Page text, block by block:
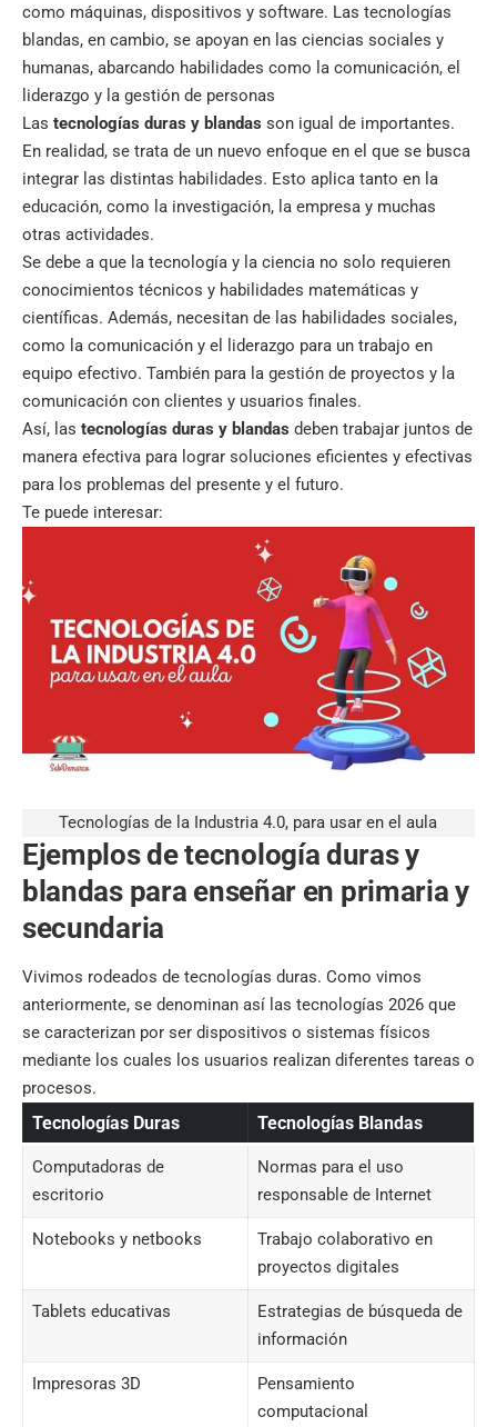
como máquinas, dispositivos y software. Las tecnologías
blandas, en cambio, se apoyan en las ciencias sociales y
humanas, abarcando habilidades como la comunicación, el
liderazgo y la gestión de personas
Las tecnologías duras y blandas son igual de importantes.
En realidad, se trata de un nuevo enfoque en el que se busca
integrar las distintas habilidades. Esto aplica tanto en la
educación, como la investigación, la empresa y muchas
otras actividades.
Se debe a que la tecnología y la ciencia no solo requieren
conocimientos técnicos y habilidades matemáticas y
científicas. Además, necesitan de las habilidades sociales,
como la comunicación y el liderazgo para un trabajo en
equipo efectivo. También para la gestión de proyectos y la
comunicación con clientes y usuarios finales.
Así, las tecnologías duras y blandas deben trabajar juntos de
manera efectiva para lograr soluciones eficientes y efectivas
para los problemas del presente y el futuro.
Te puede interesar:
Tecnologías de la Industria 4.0, para usar en el aula
Ejemplos de tecnología duras y
blandas para enseñar en primaria y
secundaria
Vivimos rodeados de tecnologías duras. Como vimos
anteriormente, se denominan así las tecnologías 2026 que
se caracterizan por ser dispositivos o sistemas físicos
mediante los cuales los usuarios realizan diferentes tareas o
procesos.
Tecnologías Duras Tecnologías Blandas
Computadoras de
escritorio
Normas para el uso
responsable de Internet
Notebooks y netbooks
Trabajo colaborativo en
proyectos digitales
Tablets educativas
Estrategias de búsqueda de
información
Impresoras 3D
Pensamiento
computacional